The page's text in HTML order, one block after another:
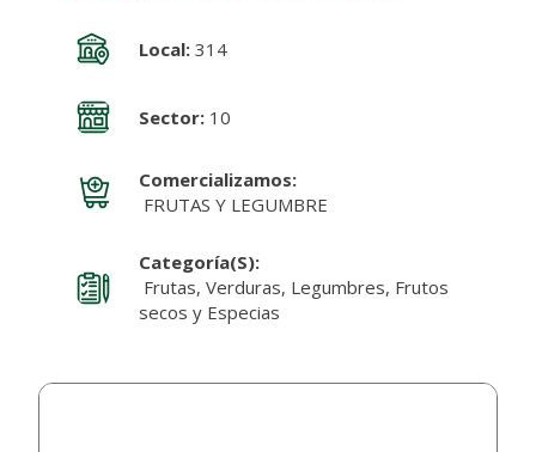
Local:314
Sector:10
Comercializamos:
FRUTAS Y LEGUMBRE
Categoría(s):
Frutas, Verduras, Legumbres, Frutos
secos y Especias